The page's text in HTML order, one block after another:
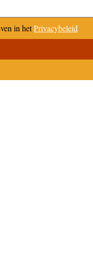
in hetPrivacybeleid